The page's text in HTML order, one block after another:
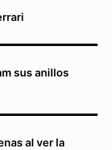
sus anillos
al ver la